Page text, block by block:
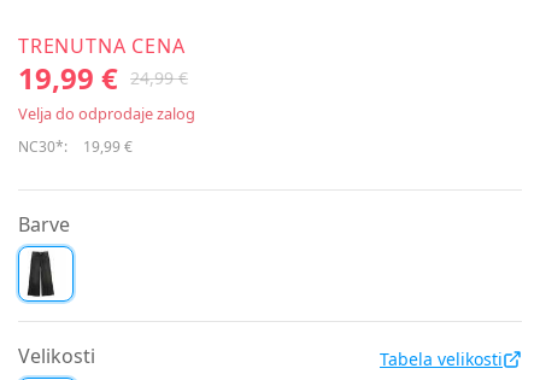
TRENUTNA CENA
19,99 € 24,99 €
Velja do odprodaje zalog
NC30*: 19,99 €
Barve
Velikosti Tabela velikosti